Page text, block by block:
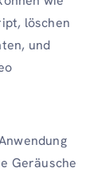
löschen
und
Geräusche